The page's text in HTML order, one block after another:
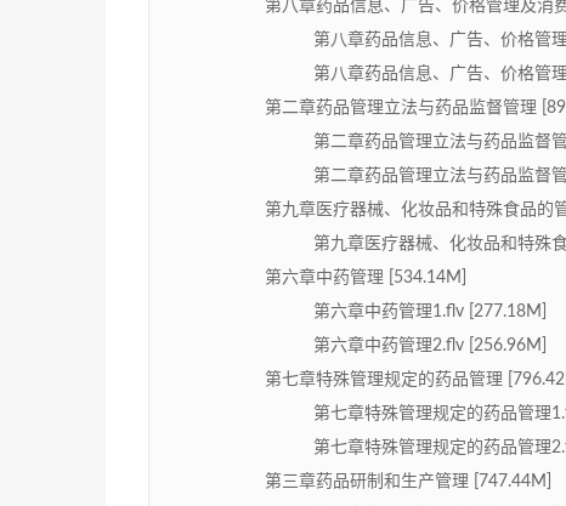
第八章药品信息、广告、价格管理及消
第八章药品信息、广告、价格管
第八章药品信息、广告、价格管
第二章药品管理立法与药品监督管理
第二章药品管理立法与药品监督
第二章药品管理立法与药品监督
第九章医疗器械、化妆品和特殊食品的
第九章医疗器械、化妆品和特殊
第六章中药管理 [534.14M]
第六章中药管理1.flv [277.18M]
第六章中药管理2.flv [256.96M]
第七章特殊管理规定的药品管理
第七章特殊管理规定的药品管理
第七章特殊管理规定的药品管理
第三章药品研制和生产管理 [747.44M]